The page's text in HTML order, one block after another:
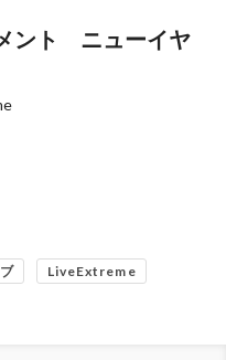
ント ニューイヤ
LiveExtreme